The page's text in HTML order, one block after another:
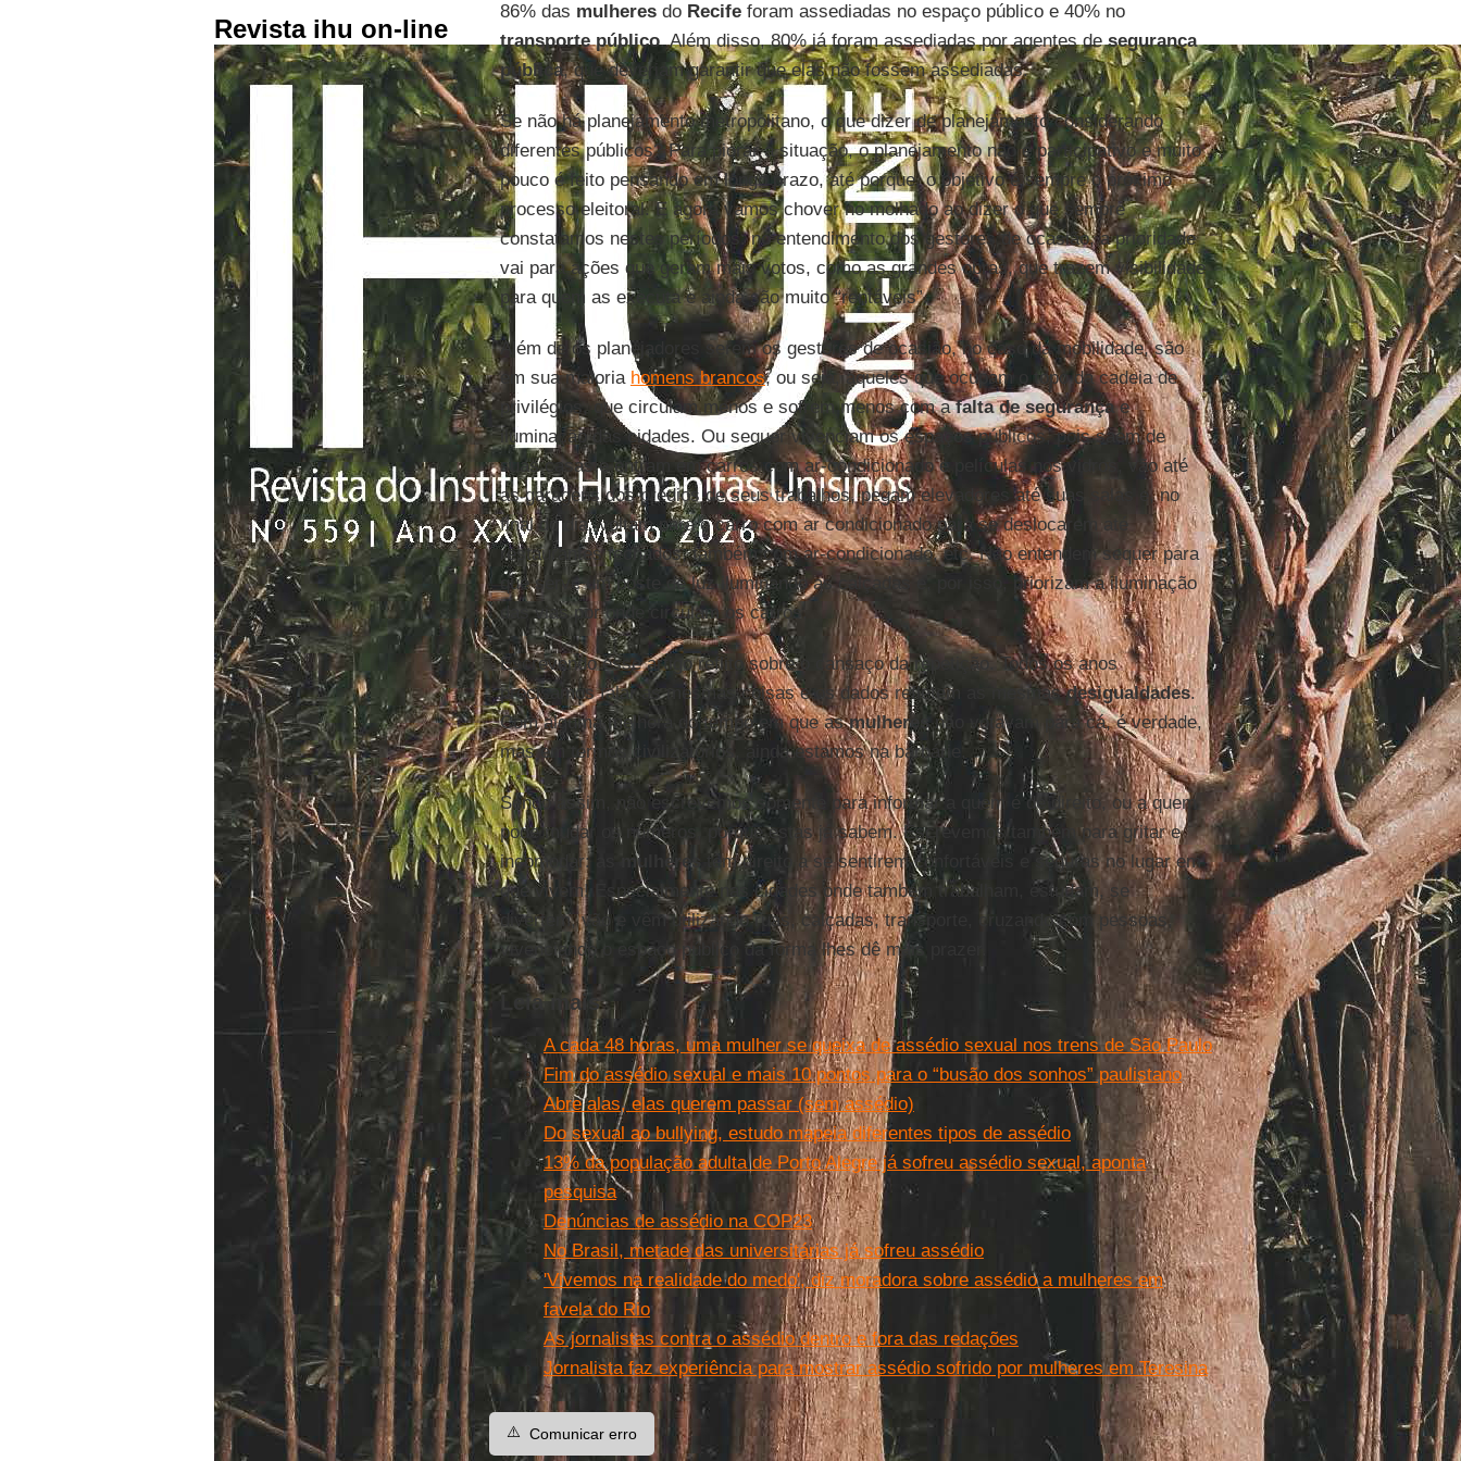
Revista ihu on-line
86% das mulheresdo Recifeforam assediadas no espaço público e 40% no
transporte público. Além disso, 80% já foram assediadas por agentes desegurança
pública, que deveriam garantir que elas não fossem assediadas.
Se não há planejamento metropolitano, o que dizer de planejamento considerando
diferentes públicos? Para piorar a situação, o planejamento não é participativo e muito
pouco é feito pensando em longo prazo, até porque, o objetivo é sempre o próximo
processo eleitoral. E agora vamos chover no molhado ao dizer o que sempre
constatamos nestes períodos: no entendimento dos gestores de ocasião, a prioridade
vai para ações que geram mais votos, como as grandes obras, que trazem visibilidade
para quem as executa e ainda são muito “rentáveis”.
Além de os planejadores serem os gestores de ocasião, no caso da mobilidade, são
em sua maioria homens brancos, ou seja, aqueles que ocupam o topo da cadeia de
privilégios, que circulam menos e sofrem menos com afalta de segurançae
iluminação das cidades. Ou sequer vivenciam os espaços públicos, pois saem de
suas casas e entram em carros com ar-condicionado e películas nos vidros, vão até
as garagens dos prédios de seus trabalhos, pegam elevadores até suas salas e, no
final do dia, voltam para o carro com ar condicionado para se deslocarem até
restaurantes fechados, também com ar-condicionado, etc. Não entendem sequer para
que serve um poste de luz iluminando as calçadas e, por isso, priorizam a iluminação
das vias por onde circulam os carros.
Escrevendo esse artigo reflito sobre o cansaço da repetição. Todos os anos
precisamos falar as mesmas coisas e os dados refletem as mesmasdesigualdades.
Com alguma melhora do tempo em que asmulheresnão votavam para cá, é verdade,
mas em termos civilizatórios, ainda estamos na barbárie.
Sendo assim, não escrevemos somente para informar a quem é de direito, ou a quem
pode mudar os números, porque estas já sabem. Escrevemos também para gritar e
incomodar: as
mulheres
têm direito a se sentirem confortáveis e seguras no lugar em
que vivem! Especialmente nas cidades onde também trabalham, estudam, se
divertem, vão e vêm utilizando ruas, calçadas, transporte, cruzando com pessoas,
vivenciando o espaço público da forma lhes dê mais prazer.
Leia mais
A cada 48 horas, uma mulher se queixa de assédio sexual nos trens de São Paulo
Fim do assédio sexual e mais 10 pontos para o “busão dos sonhos” paulistano
Abre alas, elas querem passar (sem assédio)
Do sexual ao bullying, estudo mapeia diferentes tipos de assédio
13% da população adulta de Porto Alegre já sofreu assédio sexual, aponta
pesquisa
Denúncias de assédio na COP23
No Brasil, metade das universitárias já sofreu assédio
'Vivemos na realidade do medo', diz moradora sobre assédio a mulheres em
favela do Rio
As jornalistas contra o assédio dentro e fora das redações
Jornalista faz experiência para mostrar assédio sofrido por mulheres em Teresina
⚠️ Comunicar erro